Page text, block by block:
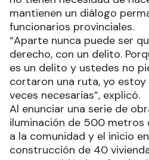
mantienen un diálogo
funcionarios provinciales.
“Aparte nunca puede ser
derecho, con un delito.
es un delito y ustedes no
cortaron una ruta, yo estoy
veces necesarias”, explicó.
Al enunciar una serie de
iluminación de 500 metros
a la comunidad y el inicio
construcción de 40